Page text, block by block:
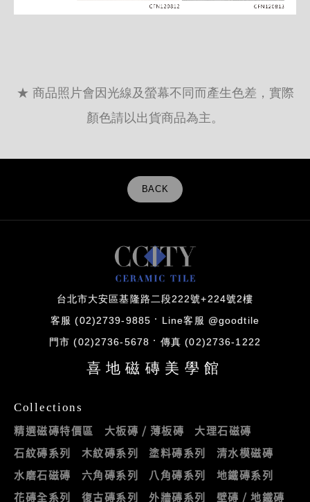
★ 商品照片會因光線及螢幕不同而產生色差，實際
顏色請以出貨商品為主。
BACK
台北市大安區基隆路二段222號+224號2樓
客服 (02)2739-9885 Line客服 @goodtile
門市 (02)2736-5678 傳真 (02)2736-1222
喜地磁磚美學館
Collections
精選磁磚特價區 大板磚 / 薄板磚
大理石磁磚
石紋磚系列
木紋磚系列 塗料磚系列
清水模磁磚
水磨石磁磚
六角磚系列 八角磚系列
地鐵磚系列
花磚全系列
復古磚系列 外牆磚系列
壁磚 / 地鐵磚